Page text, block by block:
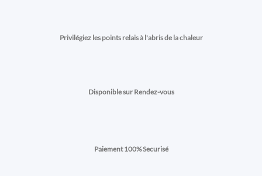
Privilégiez les points relais à l'abris de la chaleur
Disponible sur Rendez-vous
Paiement 100% Securisé